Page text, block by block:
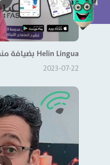
Helin Lingua بضيافة منصة فصيح
2023-07-22